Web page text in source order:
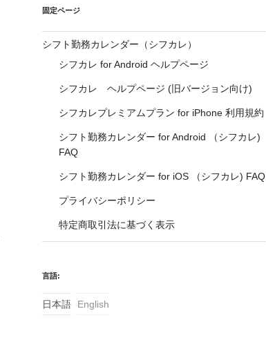
固定ページ
シフト勤務カレンダー（シフカレ）
シフカレ for Android ヘルプページ
シフカレ ヘルプページ (旧バージョン向け)
シフカレプレミアムプラン for iPhone 利用規約
シフト勤務カレンダー for Android （シフカレ)
FAQ
シフト勤務カレンダー for iOS （シフカレ) FAQ
プライバシーポリシー
特定商取引法に基づく表示
言語:
日本語 English